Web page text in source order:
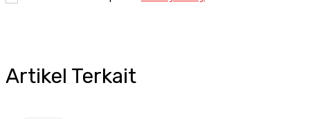
Artikel Terkait